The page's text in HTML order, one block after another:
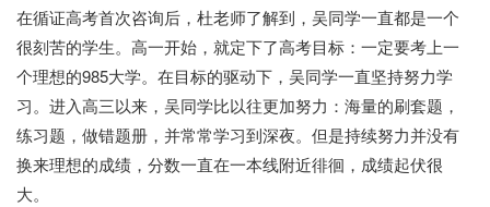
在循证高考首次咨询后，杜老师了解到，吴同学一直都是一个
很刻苦的学生。高一开始，就定下了高考目标：一定要考上一
个理想的985大学。在目标的驱动下，吴同学一直坚持努力学
习。进入高三以来，吴同学比以往更加努力：海量的刷套题，
练习题，做错题册，并常常学习到深夜。但是持续努力并没有
换来理想的成绩，分数一直在一本线附近徘徊，成绩起伏很
大。